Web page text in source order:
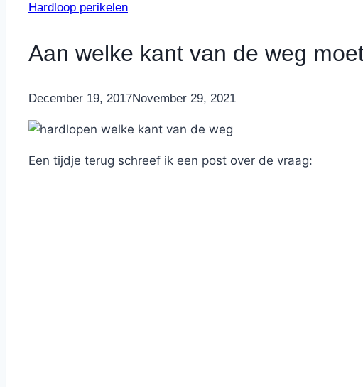
Hardloop perikelen
Aan welke kant van de weg
ByNicole
December 19, 2017November 29, 2021
Een tijdje terug schreef ik een post over de vraag: